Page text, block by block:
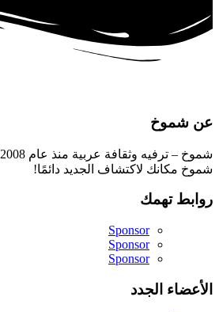
عن شموخ
شموخ مكانك لاكتشاف الجديد دائمًا!
روابط تهمك
Sponsor
Sponsor
Sponsor
الأعضاء الجدد